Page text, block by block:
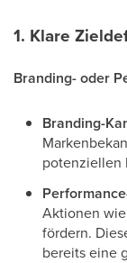
1. Klare
Branding- oder
Branding-
potenziellen
Aktionen
fördern.
bereits eine